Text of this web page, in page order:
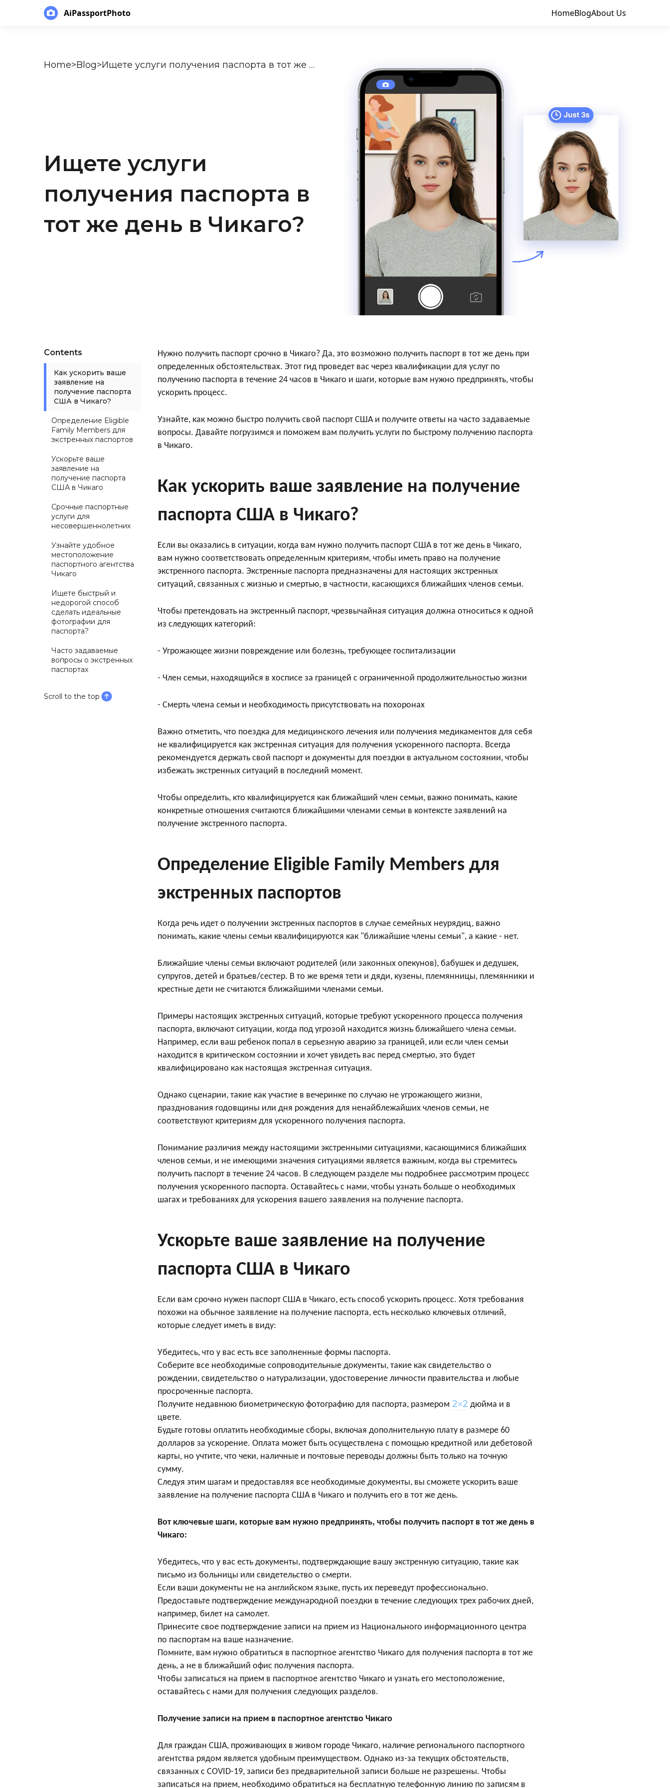
AiPassportPhoto HomeBlogAbout Us
Home>Blog> Ищете услуги получения паспорта в тот же день в Чикаго?
Ищете услуги
получения паспорта в
тот же день в Чикаго?
Contents
Как ускорить ваше
заявление на
получение паспорта
США в Чикаго?
Определение Eligible
Family Members для
экстренных паспортов
Ускорьте ваше
заявление на
получение паспорта
США в Чикаго
Срочные паспортные
услуги для
несовершеннолетних
Узнайте удобное
местоположение
паспортного агентства
Чикаго
Ищете быстрый и
недорогой способ
сделать идеальные
фотографии для
паспорта?
Часто задаваемые
вопросы о экстренных
паспортах
Scroll to the top
Нужно получить паспорт срочно в Чикаго? Да, это возможно получить паспорт в тот же день при
определенных обстоятельствах. Этот гид проведет вас через квалификации для услуг по
получению паспорта в течение 24 часов в Чикаго и шаги, которые вам нужно предпринять, чтобы
ускорить процесс.
Узнайте, как можно быстро получить свой паспорт США и получите ответы на часто задаваемые
вопросы. Давайте погрузимся и поможем вам получить услуги по быстрому получению паспорта
в Чикаго.
Как ускорить ваше заявление на получение
паспорта США в Чикаго?
Если вы оказались в ситуации, когда вам нужно получить паспорт США в тот же день в Чикаго,
вам нужно соответствовать определенным критериям, чтобы иметь право на получение
экстренного паспорта. Экстренные паспорта предназначены для настоящих экстренных
ситуаций, связанных с жизнью и смертью, в частности, касающихся ближайших членов семьи.
Чтобы претендовать на экстренный паспорт, чрезвычайная ситуация должна относиться к одной
из следующих категорий:
- Угрожающее жизни повреждение или болезнь, требующее госпитализации
- Член семьи, находящийся в хосписе за границей с ограниченной продолжительностью жизни
- Смерть члена семьи и необходимость присутствовать на похоронах
Важно отметить, что поездка для медицинского лечения или получения медикаментов для себя
не квалифицируется как экстренная ситуация для получения ускоренного паспорта. Всегда
рекомендуется держать свой паспорт и документы для поездки в актуальном состоянии, чтобы
избежать экстренных ситуаций в последний момент.
Чтобы определить, кто квалифицируется как ближайший член семьи, важно понимать, какие
конкретные отношения считаются ближайшими членами семьи в контексте заявлений на
получение экстренного паспорта.
Определение Eligible Family Members для
экстренных паспортов
Когда речь идет о получении экстренных паспортов в случае семейных неурядиц, важно
понимать, какие члены семьи квалифицируются как "ближайшие члены семьи", а какие - нет.
Ближайшие члены семьи включают родителей (или законных опекунов), бабушек и дедушек,
супругов, детей и братьев/сестер. В то же время тети и дяди, кузены, племянницы, племянники и
крестные дети не считаются ближайшими членами семьи.
Примеры настоящих экстренных ситуаций, которые требуют ускоренного процесса получения
паспорта, включают ситуации, когда под угрозой находится жизнь ближайшего члена семьи.
Например, если ваш ребенок попал в серьезную аварию за границей, или если член семьи
находится в критическом состоянии и хочет увидеть вас перед смертью, это будет
квалифицировано как настоящая экстренная ситуация.
Однако сценарии, такие как участие в вечеринке по случаю не угрожающего жизни,
празднования годовщины или дня рождения для ненайблежайших членов семьи, не
соответствуют критериям для ускоренного получения паспорта.
Понимание различия между настоящими экстренными ситуациями, касающимися ближайших
членов семьи, и не имеющими значения ситуациями является важным, когда вы стремитесь
получить паспорт в течение 24 часов. В следующем разделе мы подробнее рассмотрим процесс
получения ускоренного паспорта. Оставайтесь с нами, чтобы узнать больше о необходимых
шагах и требованиях для ускорения вашего заявления на получение паспорта.
Ускорьте ваше заявление на получение
паспорта США в Чикаго
Если вам срочно нужен паспорт США в Чикаго, есть способ ускорить процесс. Хотя требования
похожи на обычное заявление на получение паспорта, есть несколько ключевых отличий,
которые следует иметь в виду:
Убедитесь, что у вас есть все заполненные формы паспорта.
Соберите все необходимые сопроводительные документы, такие как свидетельство о
рождении, свидетельство о натурализации, удостоверение личности правительства и любые
просроченные паспорта.
Получите недавнюю биометрическую фотографию для паспорта, размером 2×2 дюйма и в
цвете.
Будьте готовы оплатить необходимые сборы, включая дополнительную плату в размере 60
долларов за ускорение. Оплата может быть осуществлена с помощью кредитной или дебетовой
карты, но учтите, что чеки, наличные и почтовые переводы должны быть только на точную
сумму.
Следуя этим шагам и предоставляя все необходимые документы, вы сможете ускорить ваше
заявление на получение паспорта США в Чикаго и получить его в тот же день.
Вот ключевые шаги, которые вам нужно предпринять, чтобы получить паспорт в тот же день в
Чикаго:
Убедитесь, что у вас есть документы, подтверждающие вашу экстренную ситуацию, такие как
письмо из больницы или свидетельство о смерти.
Если ваши документы не на английском языке, пусть их переведут профессионально.
Предоставьте подтверждение международной поездки в течение следующих трех рабочих дней,
например, билет на самолет.
Принесите свое подтверждение записи на прием из Национального информационного центра
по паспортам на ваше назначение.
Помните, вам нужно обратиться в паспортное агентство Чикаго для получения паспорта в тот же
день, а не в ближайший офис получения паспорта.
Чтобы записаться на прием в паспортное агентство Чикаго и узнать его местоположение,
оставайтесь с нами для получения следующих разделов.
Получение записи на прием в паспортное агентство Чикаго
Для граждан США, проживающих в живом городе Чикаго, наличие регионального паспортного
агентства рядом является удобным преимуществом. Однако из-за текущих обстоятельств,
связанных с COVID-19, записи без предварительной записи больше не разрешены. Чтобы
записаться на прием, необходимо обратиться на бесплатную телефонную линию по записям в